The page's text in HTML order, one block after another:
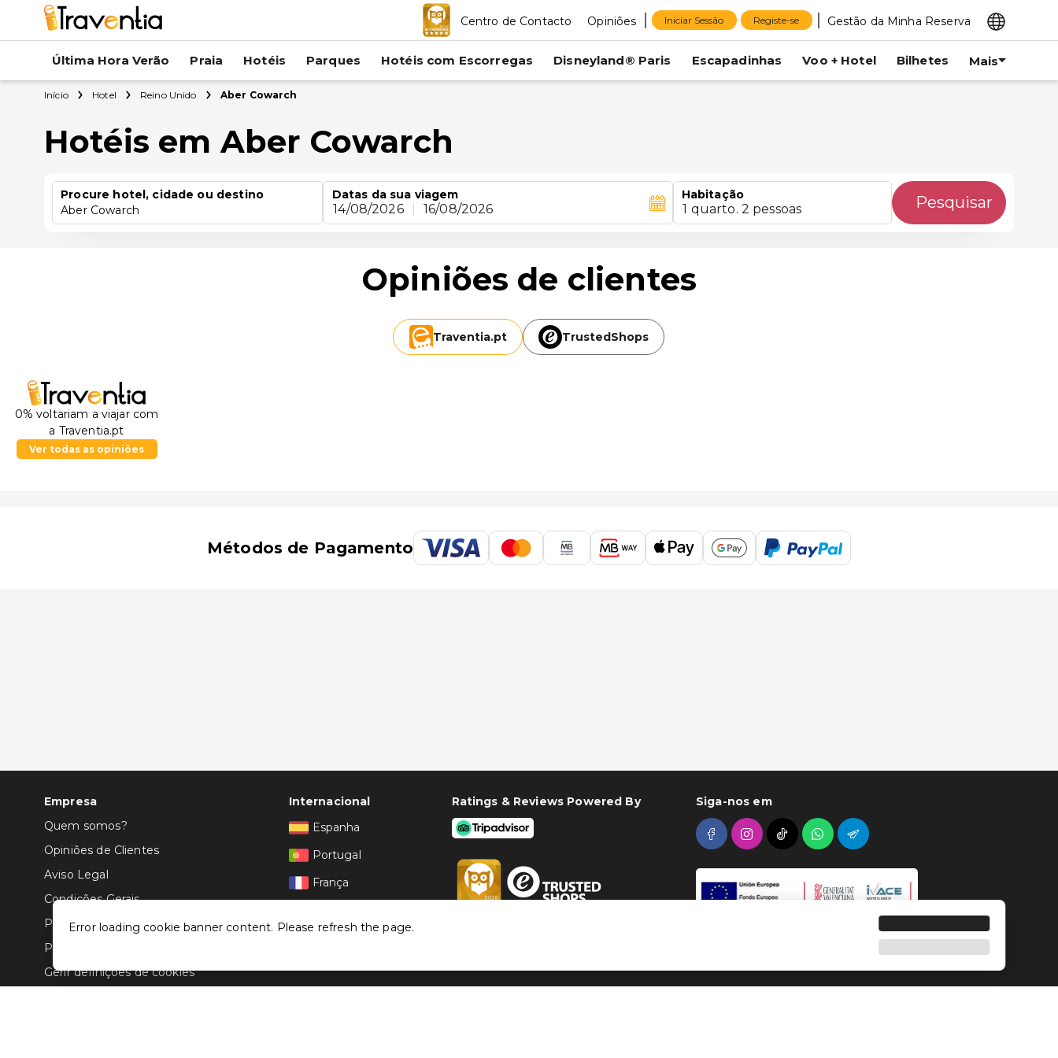
Centro de Contacto Opiniões Iniciar Sessão Registe-se Gestão da Minha Reserva
Última Hora Verão Praia Hotéis Parques Hotéis com Escorregas Disneyland® Paris Escapadinhas Voo + Hotel Bilhetes Mais
Início Hotel Reino Unido Aber Cowarch
Hotéis em Aber Cowarch
Procure hotel, cidade ou destino
Aber Cowarch
Datas da sua viagem
14/08/2026 16/08/2026
Habitação
1 quarto. 2 pessoas Pesquisar
Opiniões de clientes
Traventia.pt TrustedShops
0% voltariam a viajar com
a Traventia.pt
Ver todas as opiniões
Métodos de Pagamento
Empresa
Quem somos?
Opiniões de Clientes
Aviso Legal
Condições Gerais
Politica de Privacidade
Política de Cookies
Gerir definições de cookies
Internacional
Espanha
Portugal
França
Ratings & Reviews Powered By Siga-nos em
Error loading cookie banner content. Please refresh the page.